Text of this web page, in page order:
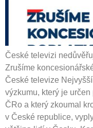
České televizi
Zrušíme
České televize
výzkumu, který je
ČRo a který zkoumal
v České republice,